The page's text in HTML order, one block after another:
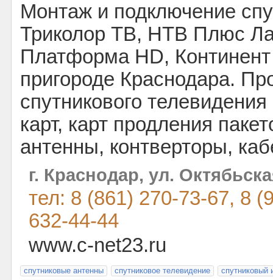
Монтаж и подключение
Триколор ТВ, НТВ Плюс
Платформа HD,
пригороде Краснодара.
спутникового
карт, карт продления
антенны, контверторы,
г. Краснодар, ул.
тел: 8 (861) 270-73-67, 8
632-44-44
www.c-net23.ru
спутниковые антенны спутниковое телевидение
спутниковый